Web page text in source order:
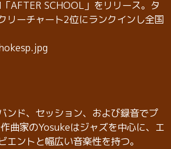
AFTER SCHOOL」をリリース。タ
リーチャート2位にランクインし全国
ンド、セッション、および録音でプ
曲家のYosukeはジャズを中心に、エ
エントと幅広い音楽性を持つ。